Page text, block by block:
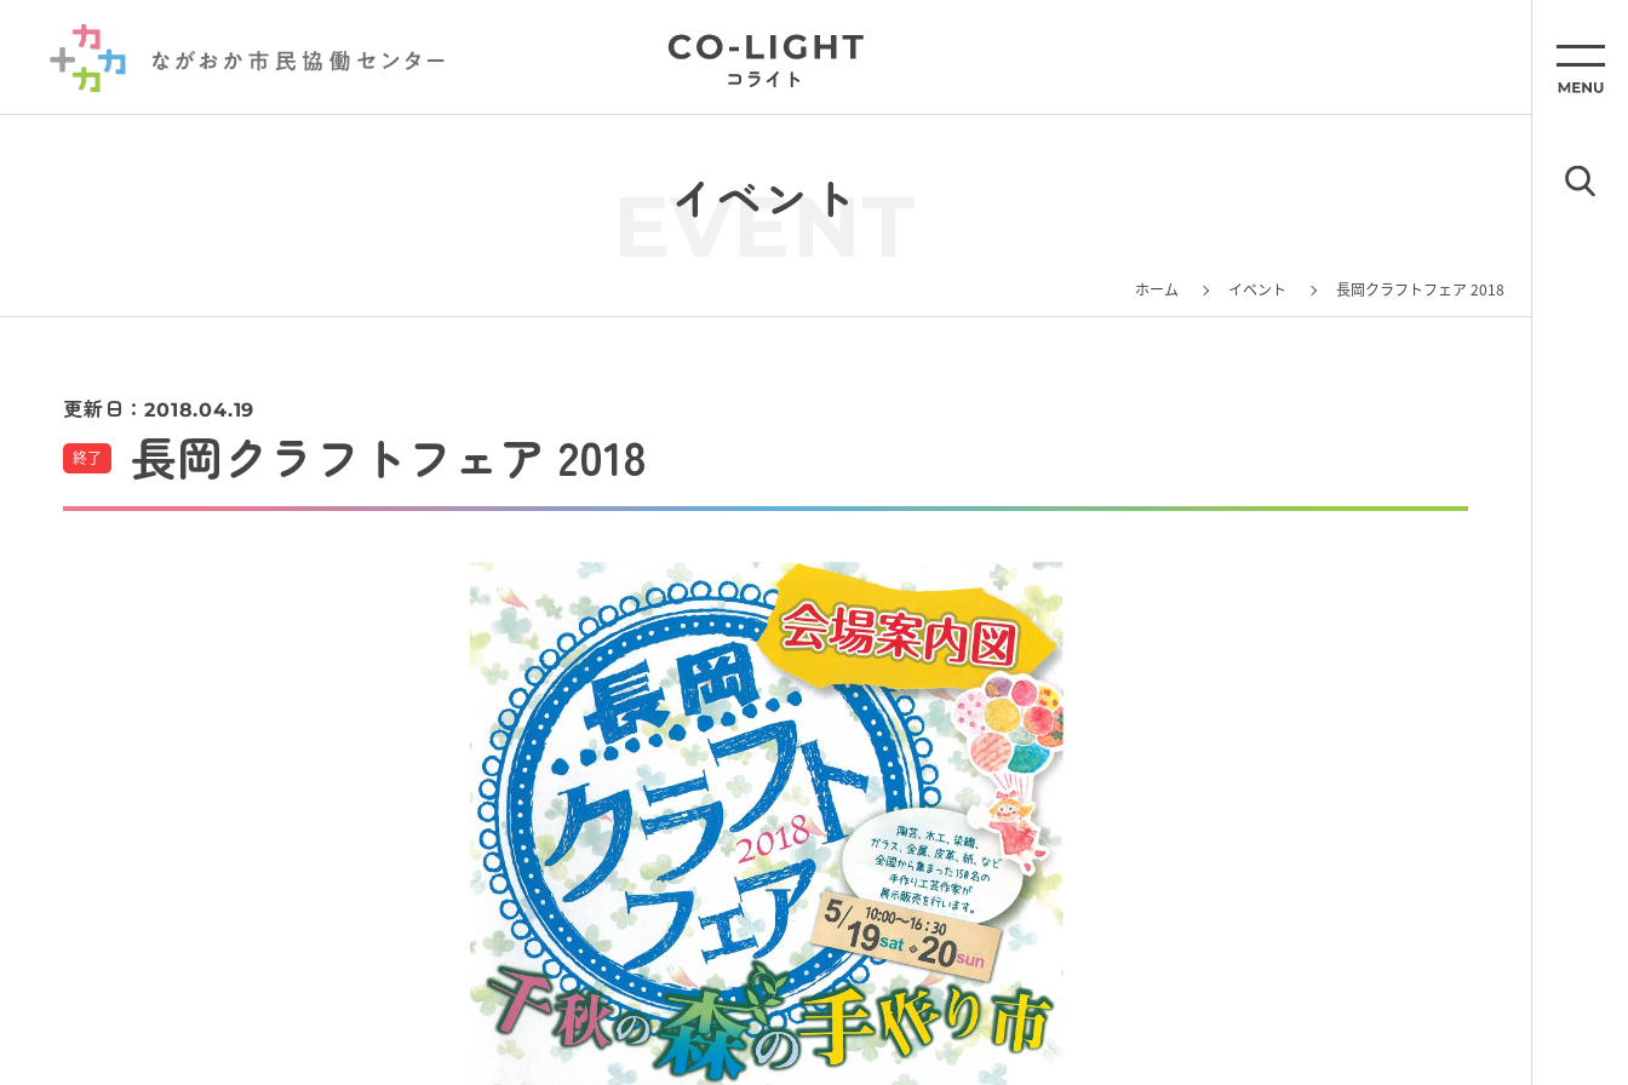
イベント
EVENT
ホーム イベント 長岡クラフトフェア 2018
更新日：2018.04.19
終了 長岡クラフトフェア 2018